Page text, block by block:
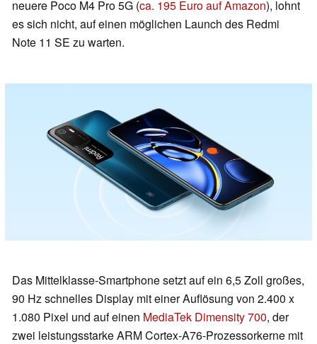
neuere Poco M4 Pro 5G (ca. 195 Euro auf Amazon), lohnt
es sich nicht, auf einen möglichen Launch des Redmi
Note 11 SE zu warten.
Das Mittelklasse-Smartphone setzt auf ein 6,5 Zoll großes,
90 Hz schnelles Display mit einer Auflösung von 2.400 x
1.080 Pixel und auf einen MediaTek Dimensity 700, der
zwei leistungsstarke ARM Cortex-A76-Prozessorkerne mit